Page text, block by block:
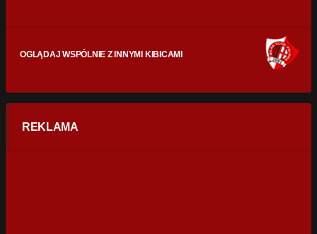
OGLĄDAJ WSPÓLNIE Z INNYMI KIBICAMI
REKLAMA